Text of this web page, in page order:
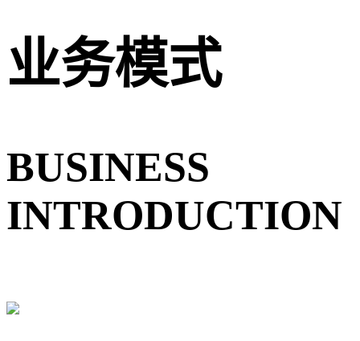
业务模式
BUSINESS
INTRODUCTION